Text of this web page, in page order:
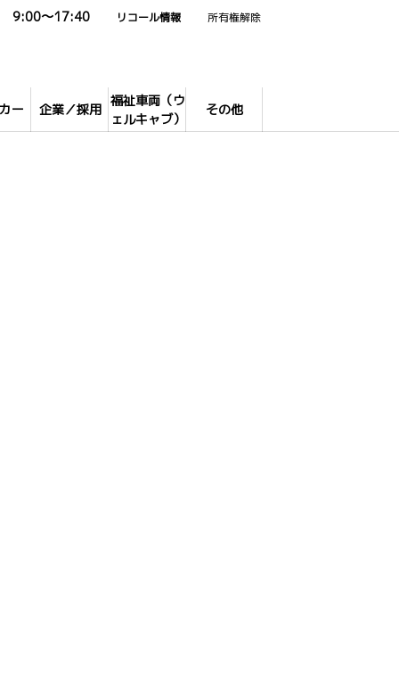
ー 企業／採用
福祉車両（ウ
ェルキャブ）
その他
9:00～17:40 リコール情報 所有権解除